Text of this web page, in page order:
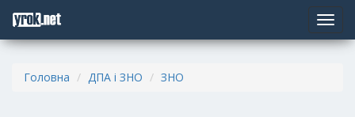
Toggle
Головна ДПА і ЗНО ЗНО